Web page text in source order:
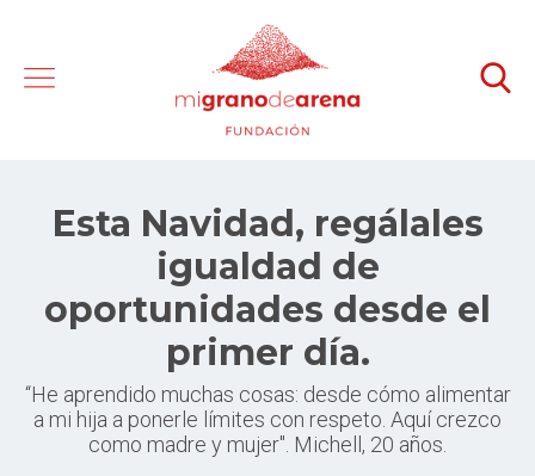
Esta Navidad, regálales
igualdad de
oportunidades desde el
primer día.
“He aprendido muchas cosas: desde cómo alimentar
a mi hija a ponerle límites con respeto. Aquí crezco
como madre y mujer". Michell, 20 años.